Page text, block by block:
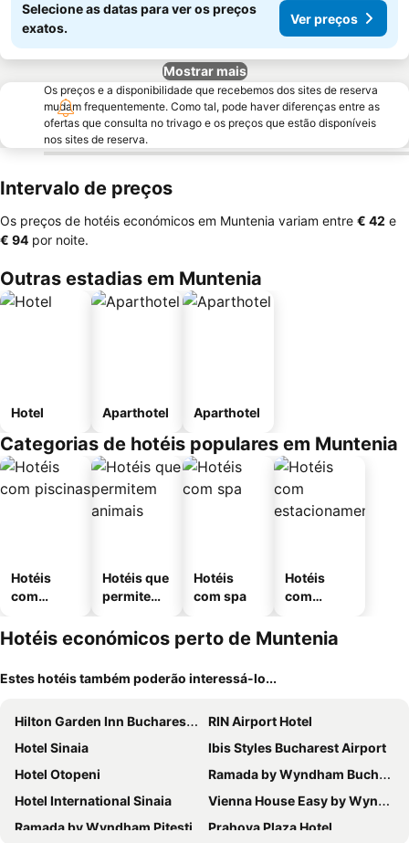
Selecione as datas para ver os preços
exatos.
Ver preços
Mostrar mais
Os preços e a disponibilidade que recebemos dos sites de reserva
mudam frequentemente. Como tal, pode haver diferenças entre as
ofertas que consulta no trivago e os preços que estão disponíveis
nos sites de reserva.
Intervalo de preços
Os preços de hotéis económicos em Muntenia variam entre ‎€ 42 e
‎€ 94 por noite.
Outras estadias em Muntenia
Hotel Aparthotel Aparthotel
Categorias de hotéis populares em Muntenia
Hotéis
com
Hotéis que
permitem
Hotéis
com spa
Hotéis
com
mento
Hotéis económicos perto de Muntenia
Estes hotéis também poderão interessá-lo...
Hilton Garden Inn Bucharest Airport
RIN Airport Hotel
Hotel Sinaia
Ibis Styles Bucharest Airport
Hotel Otopeni
Ramada by Wyndham Bucharest Otopeni Airport
Hotel International Sinaia
Vienna House Easy by Wyndham Airport Bucharest
Ramada by Wyndham Pitesti
Prahova Plaza Hotel